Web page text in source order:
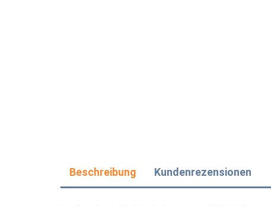
Beschreibung Kundenrezensionen